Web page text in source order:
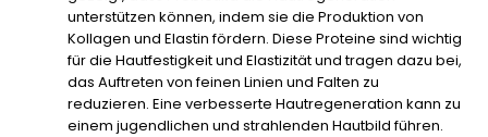
unterstützen können, indem sie die Produktion von
Kollagen und Elastin fördern. Diese Proteine sind wichtig
für die Hautfestigkeit und Elastizität und tragen dazu bei,
das Auftreten von feinen Linien und Falten zu
reduzieren. Eine verbesserte Hautregeneration kann zu
einem jugendlichen und strahlenden Hautbild führen.